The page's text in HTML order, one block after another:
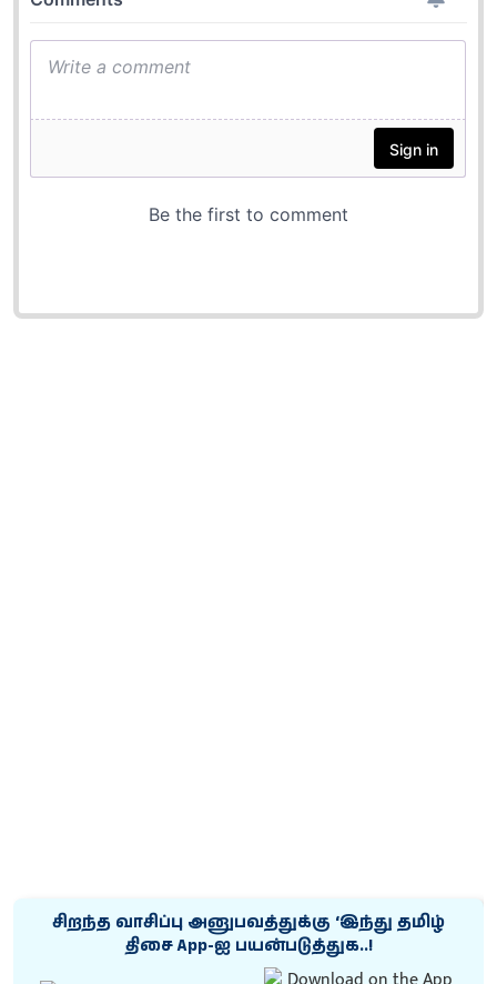
சிறந்த வாசிப்பு அனுபவத்துக்கு ‘இந்து தமிழ்
திசை App-ஐ பயன்படுத்துக..!